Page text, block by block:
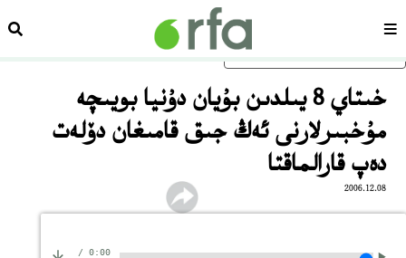
ئاساسلىق مەزمۇنغا ئاتلاڭسەھىپە
خىتاي 8 يىلدىن بۇيان دۇنيا بويىچە
مۇخبىرلارنى ئەڭ جىق قامىغان دۆلەت
دەپ قارالماقتا
2006.12.08
0:00
/